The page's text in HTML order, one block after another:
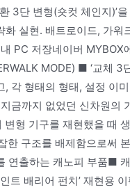
환 3단 변형(숏컷 체인
실현. 배트로이드, 가
PC 저장네이버
MODE) ■ ‘교체 3
, 각 형태의 형태, 설정 이
금까지 없었던 신차원의
변형 기구를 재현했을 때
구조를 배제함으로써
출하는 캐노피 부품■
트 배리어 펀치’ 재현용